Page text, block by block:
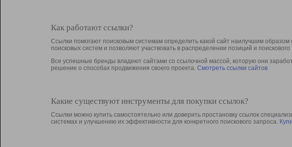
Как работают ссылки?
Ссылки помогают поисковым системам определить какой сайт наилучшим
поисковых систем и позволяют участвовать в раcпределении позиций и
Все успешные бренды владеют сайтами со ссылочной массой, которую они
решение о способах продвижения своего проекта. Смотреть ссылки сайтов
Какие существуют инструменты для покупки ссылок?
Ссылки можно купить самостоятельно или доверить простановку ссылок
системах и улучшению их эффективности для конкретного поискового запроса.